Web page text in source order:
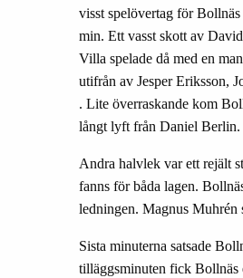
visst spelövertag för
min. Ett vasst skott av
Villa spelade då med en
utifrån av Jesper Eriksson,
. Lite överraskande kom
långt lyft från Daniel Berlin.
Andra halvlek var ett rejält
fanns för båda lagen.
ledningen. Magnus Muhrén
Sista minuterna satsade
tilläggsminuten fick Bollnäs